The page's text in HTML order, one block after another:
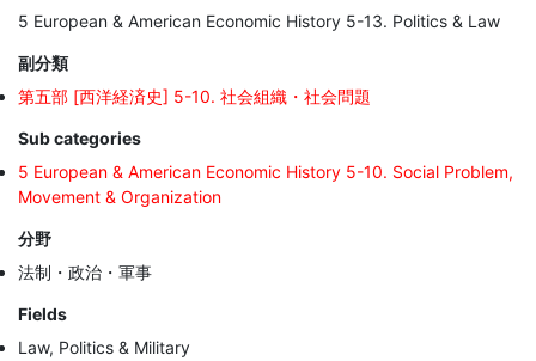
5 European & American Economic History 5-13. Politics & Law
副分類
第五部 [西洋経済史] 5-10. 社会組織・社会問題
Sub categories
5 European & American Economic History 5-10. Social Problem,
Movement & Organization
分野
法制・政治・軍事
Fields
Law, Politics & Military